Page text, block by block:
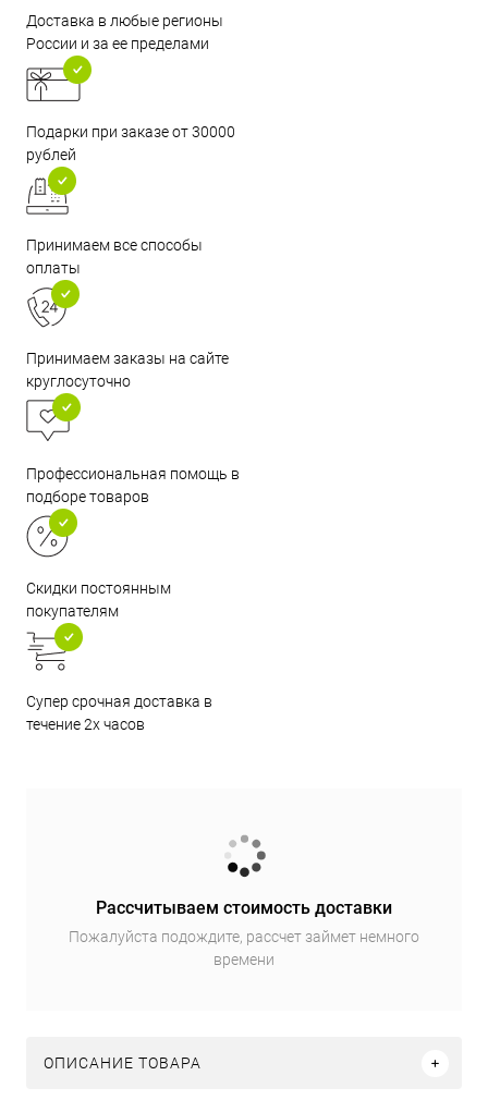
Доставка в любые регионы
России и за ее пределами
Подарки при заказе от 30000
рублей
Принимаем все способы
оплаты
Принимаем заказы на сайте
круглосуточно
Профессиональная помощь в
подборе товаров
Скидки постоянным
покупателям
Супер срочная доставка в
течение 2х часов
Рассчитываем стоимость доставки
Пожалуйста подождите, рассчет займет немного
времени
ОПИСАНИЕ ТОВАРА